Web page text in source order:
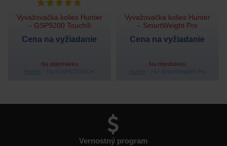
Vyvažovačka kolies Hunter
– GSP9200 Touch®
Cena na vyžiadanie
Na objednávku
Vyvažovačka kolies Hunter
– SmartWeight Pro
Cena na vyžiadanie
Na objednávku
Vernostný program